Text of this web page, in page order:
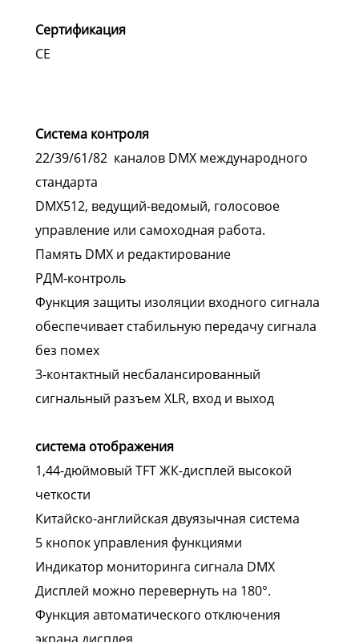
Сертификация
CE
Система контроля
22/39/61/82 каналов DMX международного
стандарта
DMX512, ведущий-ведомый, голосовое
управление или самоходная работа.
Память DMX и редактирование
РДМ-контроль
Функция защиты изоляции входного сигнала
обеспечивает стабильную передачу сигнала
без помех
3-контактный несбалансированный
сигнальный разъем XLR, вход и выход
система отображения
1,44-дюймовый TFT ЖК-дисплей высокой
четкости
Китайско-английская двуязычная система
5 кнопок управления функциями
Индикатор мониторинга сигнала DMX
Дисплей можно перевернуть на 180°.
Функция автоматического отключения